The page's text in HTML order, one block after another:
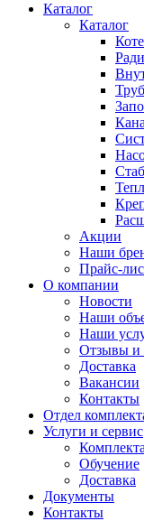
Каталог
Каталог
Акции
Наши
Прайс-
О компании
Новости
Наши
Наши
Отзывы и
Доставка
Вакансии
Контакты
Отдел
Услуги и сервис
Обучение
Доставка
Документы
Контакты